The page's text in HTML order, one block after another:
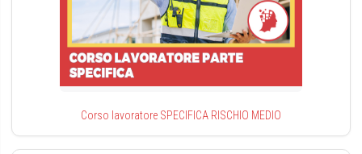
Corso lavoratore SPECIFICA RISCHIO MEDIO